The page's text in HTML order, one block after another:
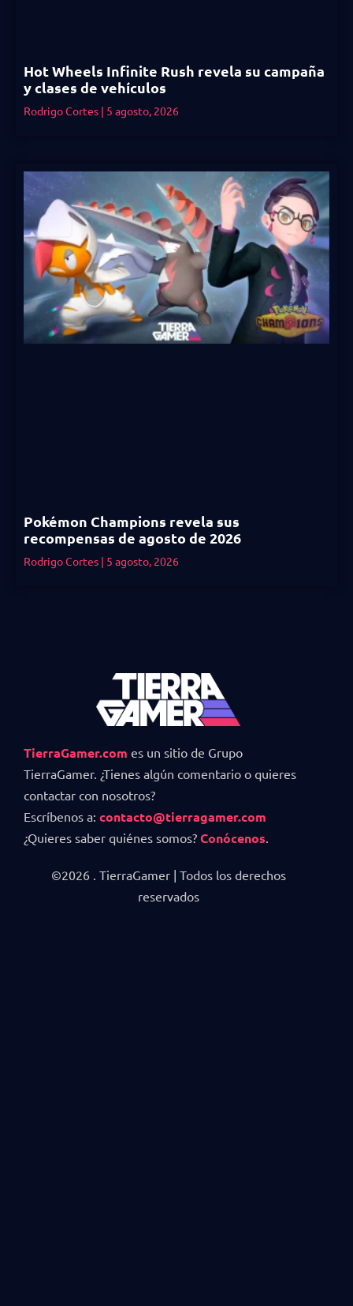
Hot Wheels Infinite Rush revela su campaña
y clases de vehículos
Rodrigo Cortes 5 agosto, 2026
Pokémon Champions revela sus
recompensas de agosto de 2026
Rodrigo Cortes 5 agosto, 2026
TierraGamer.com es un sitio de Grupo
TierraGamer. ¿Tienes algún comentario o quieres
contactar con nosotros?
Escríbenos a: contacto@tierragamer.com
¿Quieres saber quiénes somos? Conócenos
©2026 . TierraGamer | Todos los derechos
reservados